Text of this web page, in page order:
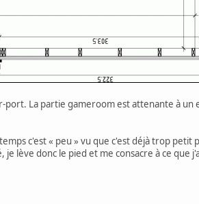
port. La partie gameroom est attenante à un
c'est « peu » vu que c'est déjà trop petit
lève donc le pied et me consacre à ce que